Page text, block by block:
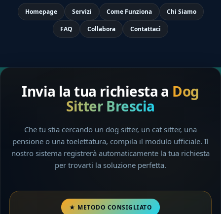
Homepage Servizi Come Funziona Chi Siamo
FAQ Collabora Contattaci
Invia la tua richiesta a Dog
Sitter Brescia
Che tu stia cercando un dog sitter, un cat sitter, una
pensione o una toelettatura, compila il modulo ufficiale. Il
nostro sistema registrerà automaticamente la tua richiesta
per trovarti la soluzione perfetta.